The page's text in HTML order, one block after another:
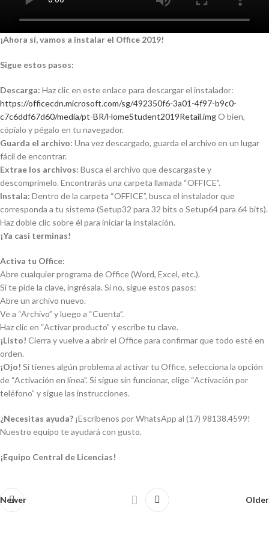
¡Ahora sí, vamos a instalar el Office 2019!
Sigue estos pasos:
Descarga: Haz clic en este enlace para descargar el instalador:
https://officecdn.microsoft.com/sg/492350f6-3a01-4f97-b9c0-
c7c6ddf67d60/media/pt-BR/HomeStudent2019Retail.imgO bien,
cópialo y pégalo en tu navegador.
Guarda el archivo: Una vez descargado, guarda el archivo en un lugar
fácil de encontrar.
Extrae los archivos: Busca el archivo que descargaste y
descomprímelo. Encontrarás una carpeta llamada “OFFICE”.
Instala: Dentro de la carpeta “OFFICE”, busca el instalador que
corresponda a tu sistema (Setup32 para 32 bits o Setup64 para 64 bits).
Haz doble clic sobre él para iniciar la instalación.
¡Ya casi terminas!
Activa tu Office:
Abre cualquier programa de Office (Word, Excel, etc.).
Si te pide la clave, ingrésala. Si no, sigue estos pasos:
Abre un archivo nuevo.
Ve a “Archivo” y luego a “Cuenta”.
Haz clic en “Activar producto” y escribe tu clave.
¡Listo! Cierra y vuelve a abrir el Office para confirmar que todo esté en
orden.
¡Ojo! Si tienes algún problema al activar tu Office, selecciona la opción
de “Activación en línea”. Si sigue sin funcionar, elige “Activación por
teléfono” y sigue las instrucciones.
¿Necesitas ayuda? ¡Escríbenos por WhatsApp al (17) 98138.4599!
Nuestro equipo te ayudará con gusto.
¡Equipo Central de Licencias!
Newer Older